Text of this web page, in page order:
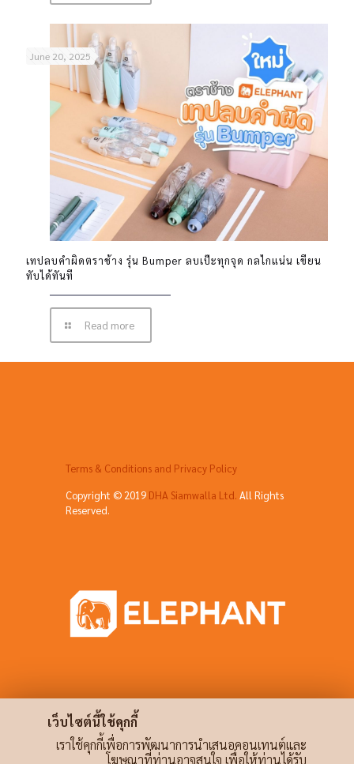
June 20, 2025
เทปลบคำผิดตราช้าง รุ่น Bumper ลบเป๊ะทุกจุด กลไกแน่น เขียน
ทับได้ทันที
Read more
Terms & Conditions and Privacy Policy
Copyright © 2019 DHA Siamwalla Ltd. All Rights
Reserved.
เว็บไซต์นี้ใช้คุกกี้
เราใช้คุกกี้เพื่อการพัฒนาการนำเสนอคอนเทนต์และ
โฆษณาที่ท่านอาจสนใจ เพื่อให้ท่านได้รับ